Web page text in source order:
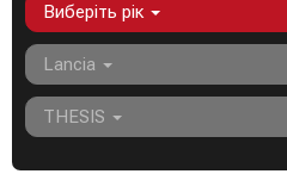
Виберіть рік
Lancia
THESIS